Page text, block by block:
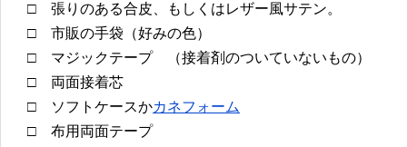
□ 張りのある合皮、もしくはレザー風サテン。
□ 市販の手袋（好みの色）
□ マジックテープ （接着剤のついていないもの）
□ 両面接着芯
□ ソフトケースかカネフォーム
□ 布用両面テープ